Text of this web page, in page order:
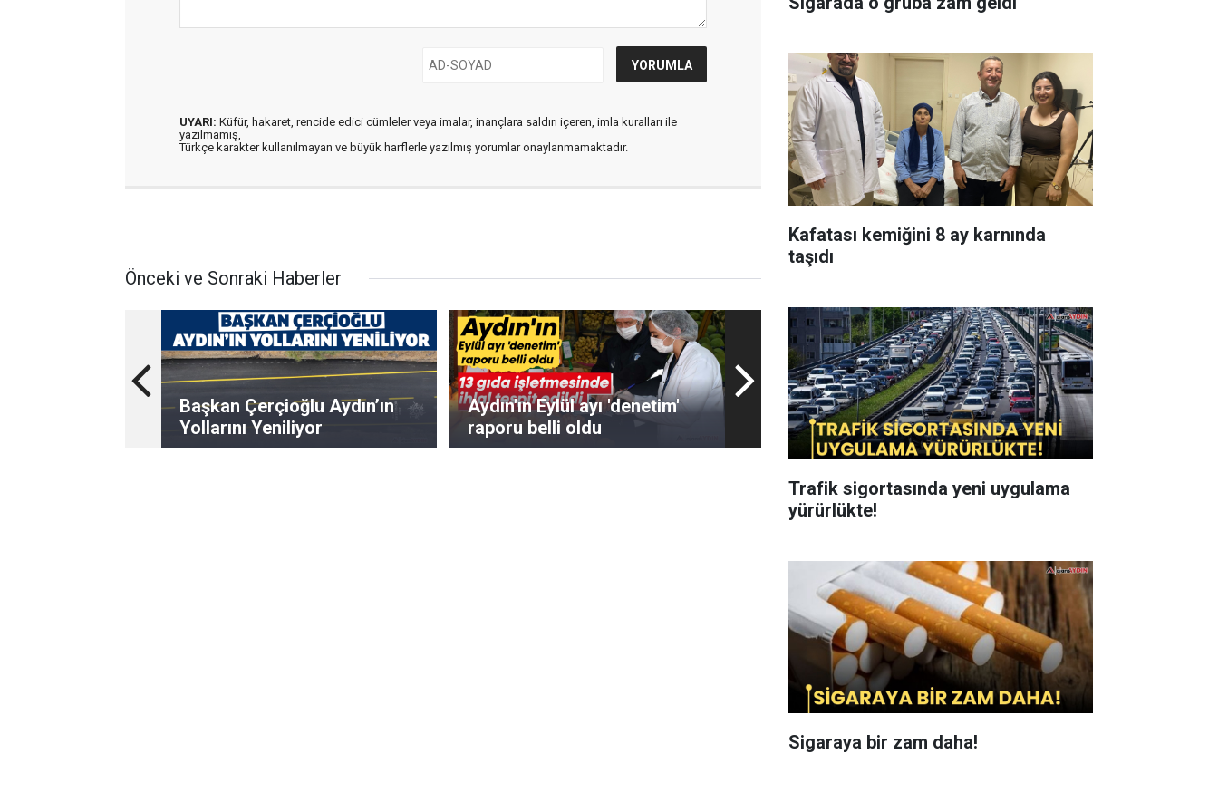
UYARI: Küfür, hakaret, rencide edici cümleler veya imalar, inançlara saldırı içeren, imla kuralları ile
yazılmamış,
Türkçe karakter kullanılmayan ve büyük harflerle yazılmış yorumlar onaylanmamaktadır.
Önceki ve Sonraki Haberler
Başkan Çerçioğlu Aydın’ın
Yollarını Yeniliyor
Aydın'ın Eylül ayı 'denetim'
raporu belli oldu
Kafatası kemiğini 8 ay karnında
taşıdı
Trafik sigortasında yeni uygulama
yürürlükte!
Sigaraya bir zam daha!